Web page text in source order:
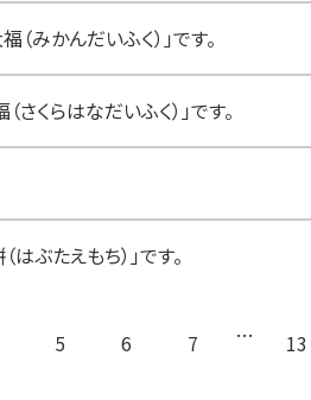
みかんだいふく）」です。
くらはなだいふく）」です。
ぶたえもち）」です。
5 6 7 … 13